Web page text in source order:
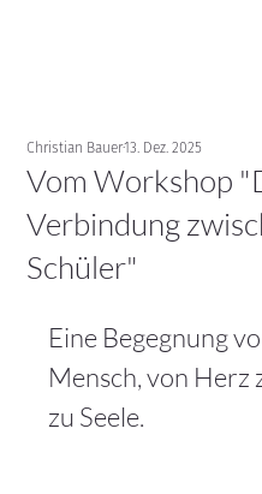
Vom Workshop
Verbindung
Schüler"
Christian Bauer13. Dez. 2025
Eine Begegnung
Mensch, von Herz
zu Seele.